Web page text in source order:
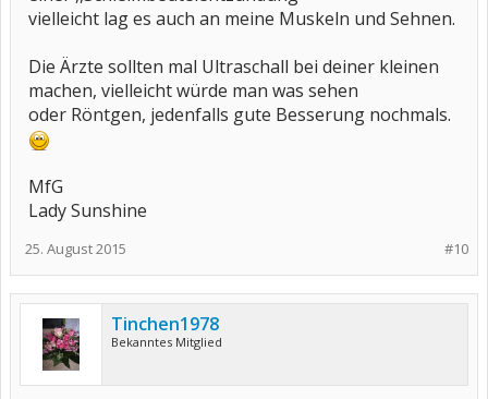
vielleicht lag es auch an meine Muskeln und Sehnen.
Die Ärzte sollten mal Ultraschall bei deiner kleinen
machen, vielleicht würde man was sehen
oder Röntgen, jedenfalls gute Besserung nochmals.
MfG
Lady Sunshine
#10
25. August 2015
Tinchen1978
Bekanntes Mitglied